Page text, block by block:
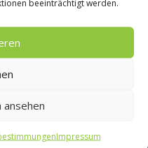
beeinträchtigt werden.
ansehen
Impressum